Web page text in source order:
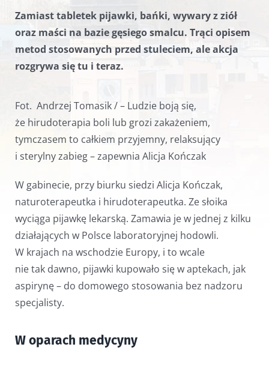
Zamiast tabletek pijawki, bańki, wywary z ziół
oraz maści na bazie gęsiego smalcu. Trąci opisem
metod stosowanych przed stuleciem, ale akcja
rozgrywa się tu i teraz.
Fot. Andrzej Tomasik /– Ludzie boją się,
że hirudoterapia boli lub grozi zakażeniem,
tymczasem to całkiem przyjemny, relaksujący
i sterylny zabieg – zapewnia Alicja Kończak
W gabinecie, przy biurku siedzi Alicja Kończak,
naturoterapeutka i hirudoterapeutka. Ze słoika
wyciąga pijawkę lekarską. Zamawia je w jednej z kilku
działających w Polsce laboratoryjnej hodowli.
W krajach na wschodzie Europy, i to wcale
nie tak dawno, pijawki kupowało się w aptekach, jak
aspirynę – do domowego stosowania bez nadzoru
specjalisty.
W oparach medycyny